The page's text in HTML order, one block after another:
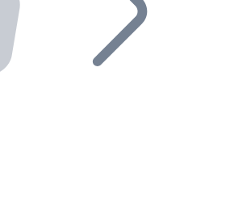
no seu ecossistema.
rede de revendedores e comercialize
do seu projeto ao nosso serviço de